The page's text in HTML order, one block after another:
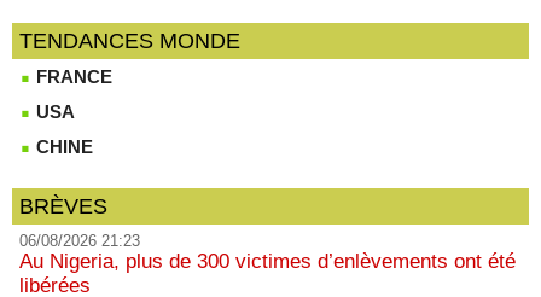
TENDANCES MONDE
FRANCE
USA
CHINE
BRÈVES
06/08/2026 21:23
Au Nigeria, plus de 300 victimes d’enlèvements ont été
libérées